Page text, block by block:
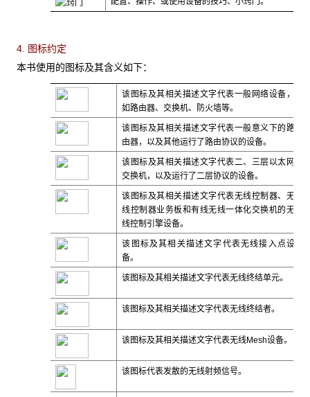
4. 图标约定
本书使用的图标及其含义如下：
该图标及其相关描述文字代表一般网络设备，
如路由器、交换机、防火墙等。
该图标及其相关描述文字代表一般意义下的路
由器，以及其他运行了路由协议的设备。
该图标及其相关描述文字代表二、三层以太网
交换机，以及运行了二层协议的设备。
该图标及其相关描述文字代表无线控制器、无
线控制器业务板和有线无线一体化交换机的无
线控制引擎设备。
该图标及其相关描述文字代表无线接入点设
备。
该图标及其相关描述文字代表无线终结单元。
该图标及其相关描述文字代表无线终结者。
该图标及其相关描述文字代表无线Mesh设备。
该图标代表发散的无线射频信号。